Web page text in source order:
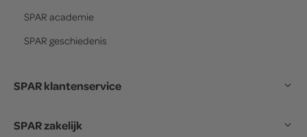
SPAR academie
SPAR geschiedenis
SPAR klantenservice
SPAR zakelijk